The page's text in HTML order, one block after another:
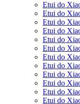
Etui do
Etui do
Etui do
Etui do
Etui do
Etui do
Etui do
Etui do
Etui do
Etui do
Etui do
Etui do